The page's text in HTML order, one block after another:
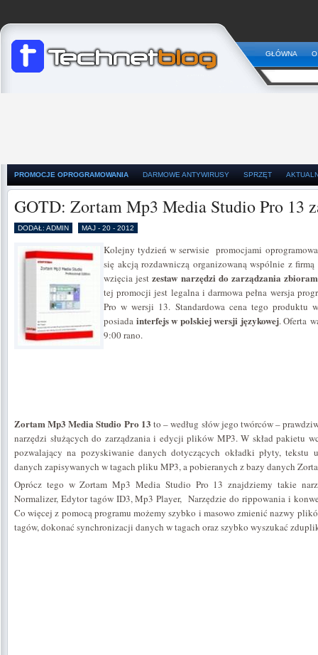
GŁÓWNA
PROMOCJE OPROGRAMOWANIA DARMOWE ANTYWIRUSY SPRZĘT
GOTD: Zortam Mp3 Media Studio Pro 13
DODAŁ: ADMIN MAJ - 20 - 2012
Kolejny tydzień w serwisie promocjami
się akcją rozdawniczą organizowaną wspólnie z
wzięcia jestzestaw narzędzi do zarządzania
tej promocji jest legalna i darmowa pełna wersja
Pro w wersji 13. Standardowa cena tego
posiada interfejs w polskiej wersji językowej. Oferta
9:00 rano.
Zortam Mp3 Media Studio Pro 13 to – według słów jego twórców –
narzędzi służących do zarządzania i edycji plików MP3. W skład pakietu
pozwalający na pozyskiwanie danych dotyczących okładki płyty,
danych zapisywanych w tagach pliku MP3, a pobieranych z bazy danych
Oprócz tego w Zortam Mp3 Media Studio Pro 13 znajdziemy takie
Normalizer, Edytor tagów ID3, Mp3 Player, Narzędzie do rippowania i
Co więcej z pomocą programu możemy szybko i masowo zmienić nazwy
tagów, dokonać synchronizacji danych w tagach oraz szybko wyszukać